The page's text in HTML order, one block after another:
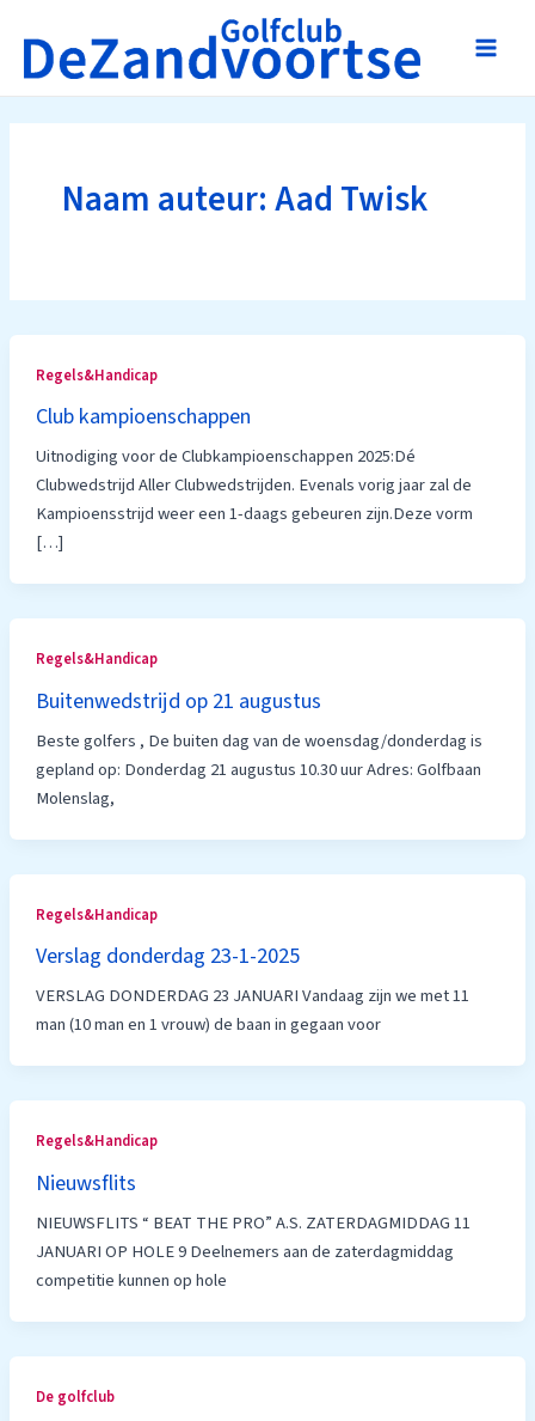
naar
inhoud
Main
Naam auteur: Aad Twisk
Regels&Handicap
Club kampioenschappen
Uitnodiging voor de Clubkampioenschappen 2025:Dé
Clubwedstrijd Aller Clubwedstrijden. Evenals vorig jaar zal de
Kampioensstrijd weer een 1-daags gebeuren zijn.Deze vorm
[…]
Regels&Handicap
Buitenwedstrijd op 21 augustus
Beste golfers , De buiten dag van de woensdag/donderdag is
gepland op: Donderdag 21 augustus 10.30 uur Adres: Golfbaan
Molenslag,
Regels&Handicap
Verslag donderdag 23-1-2025
VERSLAG DONDERDAG 23 JANUARI Vandaag zijn we met 11
man (10 man en 1 vrouw) de baan in gegaan voor
Regels&Handicap
Nieuwsflits
NIEUWSFLITS “ BEAT THE PRO” A.S. ZATERDAGMIDDAG 11
JANUARI OP HOLE 9 Deelnemers aan de zaterdagmiddag
competitie kunnen op hole
De golfclub